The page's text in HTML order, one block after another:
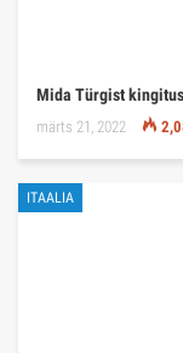
Mida Türgist
märts 21, 2022
ITAALIA